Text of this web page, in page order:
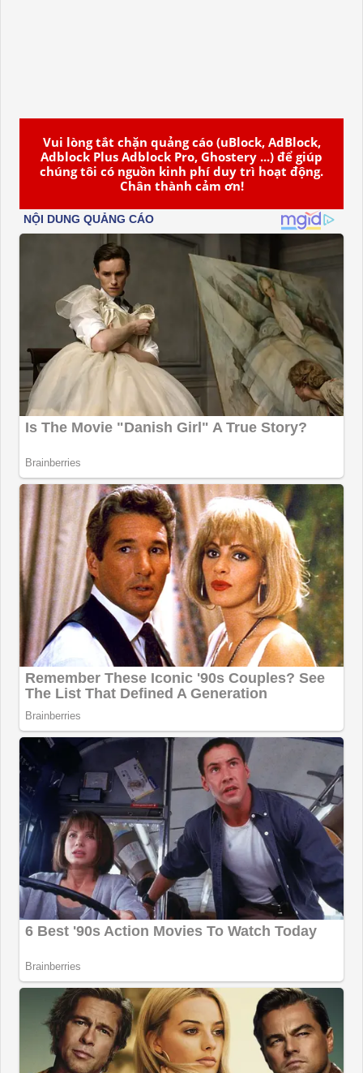
Vui lòng tắt chặn quảng cáo (uBlock, AdBlock,
Adblock Plus Adblock Pro, Ghostery ...) để giúp
chúng tôi có nguồn kinh phí duy trì hoạt động.
Chân thành cảm ơn!